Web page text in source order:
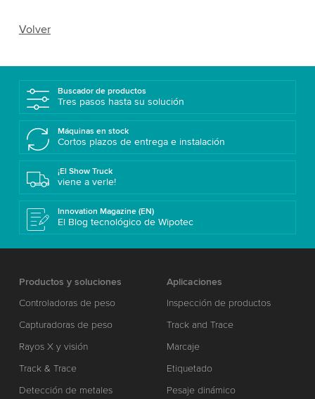
Volver
Buscador de productos
Tres pasos hasta su solución
Máquinas en stock
Cortos plazos de entrega e instalación
¡El Show Truck
viene a verle!
Innovation Magazine (EN)
El Blog tecnológico de Wipotec
Productos y soluciones
Controladoras de peso
Capturadoras de peso
Rayos X y visión
Track & Trace
Detección de metales
Aplicaciones
Inspección de productos
Track and Trace
Marcaje
Etiquetado
Pesaje dinámico